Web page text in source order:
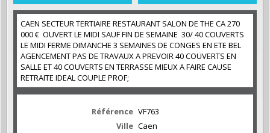
CAEN SECTEUR TERTIAIRE RESTAURANT SALON DE THE CA 270
000 € OUVERT LE MIDI SAUF FIN DE SEMAINE 30/ 40 COUVERTS
LE MIDI FERME DIMANCHE 3 SEMAINES DE CONGES EN ETE BEL
AGENCEMENT PAS DE TRAVAUX A PREVOIR 40 COUVERTS EN
SALLE ET 40 COUVERTS EN TERRASSE MIEUX A FAIRE CAUSE
RETRAITE IDEAL COUPLE PROF;
Référence VF763
Ville Caen